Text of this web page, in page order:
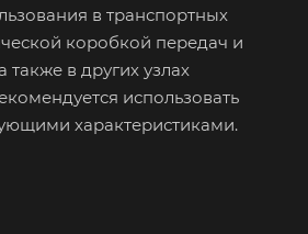
в транспортных
коробкой передач и
в других узлах
использовать
характеристиками.